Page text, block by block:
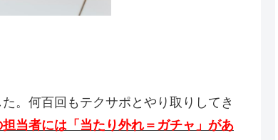
。何百回もテクサポとやり取りしてき
当者には「当たり外れ＝ガチャ」があ